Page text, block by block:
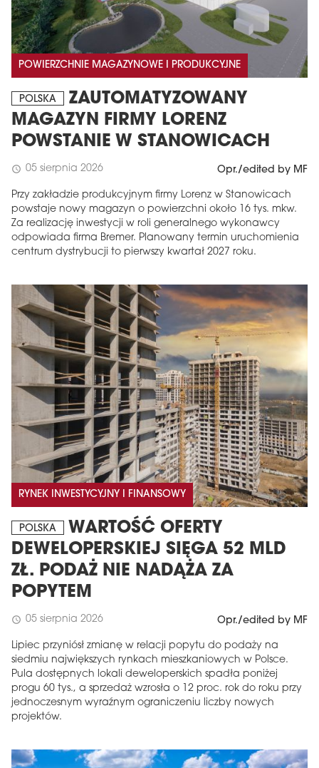
POWIERZCHNIE MAGAZYNOWE I PRODUKCYJNE
POLSKA
ZAUTOMATYZOWANY
MAGAZYN FIRMY LORENZ
POWSTANIE W STANOWICACH
schedule 05 sierpnia 2026 Opr./edited by MF
Przy zakładzie produkcyjnym firmy Lorenz w Stanowicach
powstaje nowy magazyn o powierzchni około 16 tys. mkw.
Za realizację inwestycji w roli generalnego wykonawcy
odpowiada firma Bremer. Planowany termin uruchomienia
centrum dystrybucji to pierwszy kwartał 2027 roku.
RYNEK INWESTYCYJNY I FINANSOWY
POLSKA
WARTOŚĆ OFERTY
DEWELOPERSKIEJ SIĘGA 52 MLD
ZŁ. PODAŻ NIE NADĄŻA ZA
POPYTEM
schedule 05 sierpnia 2026 Opr./edited by MF
Lipiec przyniósł zmianę w relacji popytu do podaży na
siedmiu największych rynkach mieszkaniowych w Polsce.
Pula dostępnych lokali deweloperskich spadła poniżej
progu 60 tys., a sprzedaż wzrosła o 12 proc. rok do roku przy
jednoczesnym wyraźnym ograniczeniu liczby nowych
projektów.